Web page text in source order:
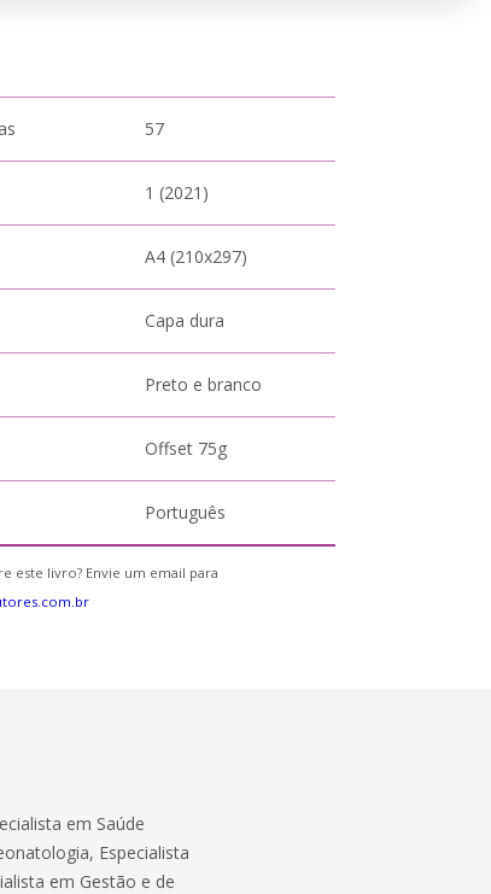
57
1 (2021)
A4 (210x297)
Capa dura
Preto e branco
Offset 75g
Português
este livro? Envie um email para
em Saúde
Especialista
em Gestão e de